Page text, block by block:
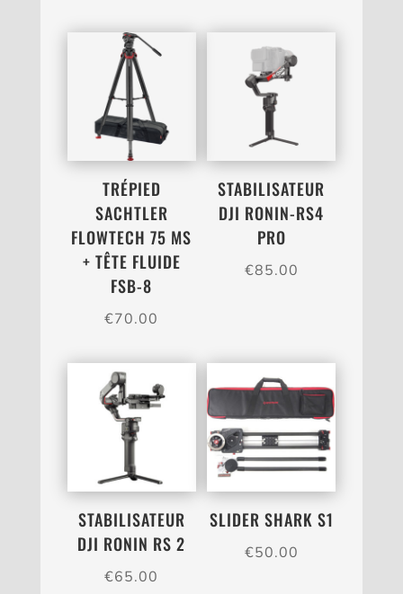
TRÉPIED
SACHTLER
FLOWTECH 75 MS
+ TÊTE FLUIDE
FSB-8
€70.00
STABILISATEUR
DJI RONIN-RS4
PRO
€85.00
STABILISATEUR
DJI RONIN RS 2
€65.00
SLIDER SHARK S1
€50.00